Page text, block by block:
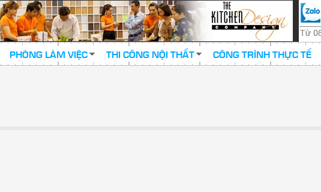
PHÒNG LÀM VIỆC THI CÔNG NỘI THẤT CÔNG TRÌNH THỰC TẾ